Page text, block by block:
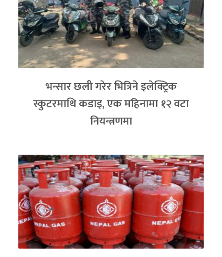
भन्सार छली गरेर भित्रिने इलेक्ट्रिक
स्कुटरमाथि कडाइ, एक महिनामा १२ वटा
नियन्त्रणमा